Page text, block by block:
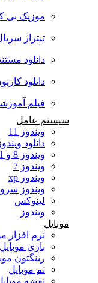
موزیک بی
تیتراژ
دانلود
دانلود
فیلم
سیستم عامل
ویندوز 11
دانلود ویندوز 10
ویندوز 8 و 8.1
ویندوز 7
ویندوز xp
ویندوز
لینوکس
ویندوز
موبایل
نرم افزار
بازی موبایل
رینگتون
تم موبایل
نقشه